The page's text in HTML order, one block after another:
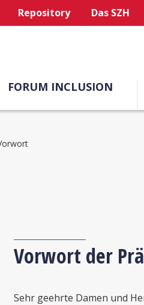
Repository Das SZH
FORUM INCLUSION
Vorwort der
Sehr geehrte Damen und